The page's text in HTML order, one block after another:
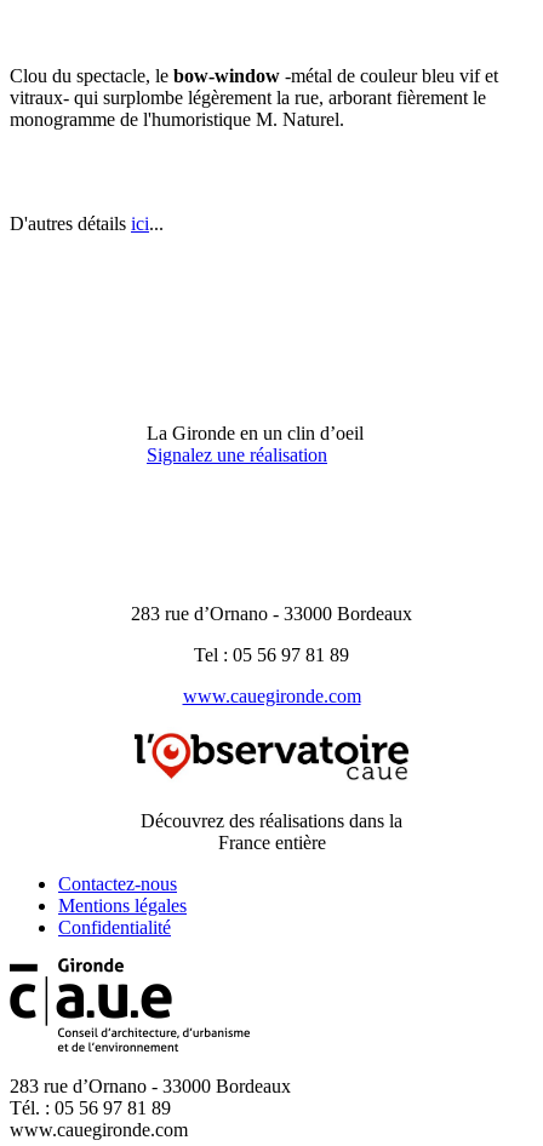
Clou du spectacle, le bow-window -métal de couleur bleu vif et
vitraux- qui surplombe légèrement la rue, arborant fièrement le
monogramme de l'humoristique M. Naturel.
D'autres détails ici...
La Gironde en un clin d’oeil
Signalez une réalisation
283 rue d’Ornano - 33000 Bordeaux
Tel : 05 56 97 81 89
www.cauegironde.com
Découvrez des réalisations dans la
France entière
Contactez-nous
Mentions légales
Confidentialité
283 rue d’Ornano - 33000 Bordeaux
Tél. : 05 56 97 81 89
www.cauegironde.com